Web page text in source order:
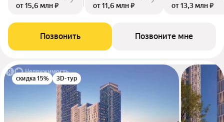
от 15,6 млн ₽
от 11,6 млн ₽
от 13,3 млн ₽
Позвонить Позвоните мне
скидка 15% 3D-тур